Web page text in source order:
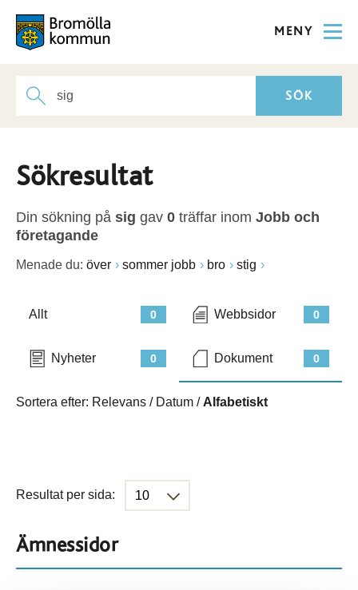
MENY
Sökresultat
Din sökning på sig gav 0 träffar inom Jobb och
företagande
Menade du: över sommer jobb bro stig
0
Allt 0
Webbsidor
0
Nyheter 0
Dokument
Sortera efter: Relevans / Datum / Alfabetiskt
Resultat per sida:
Ämnessidor